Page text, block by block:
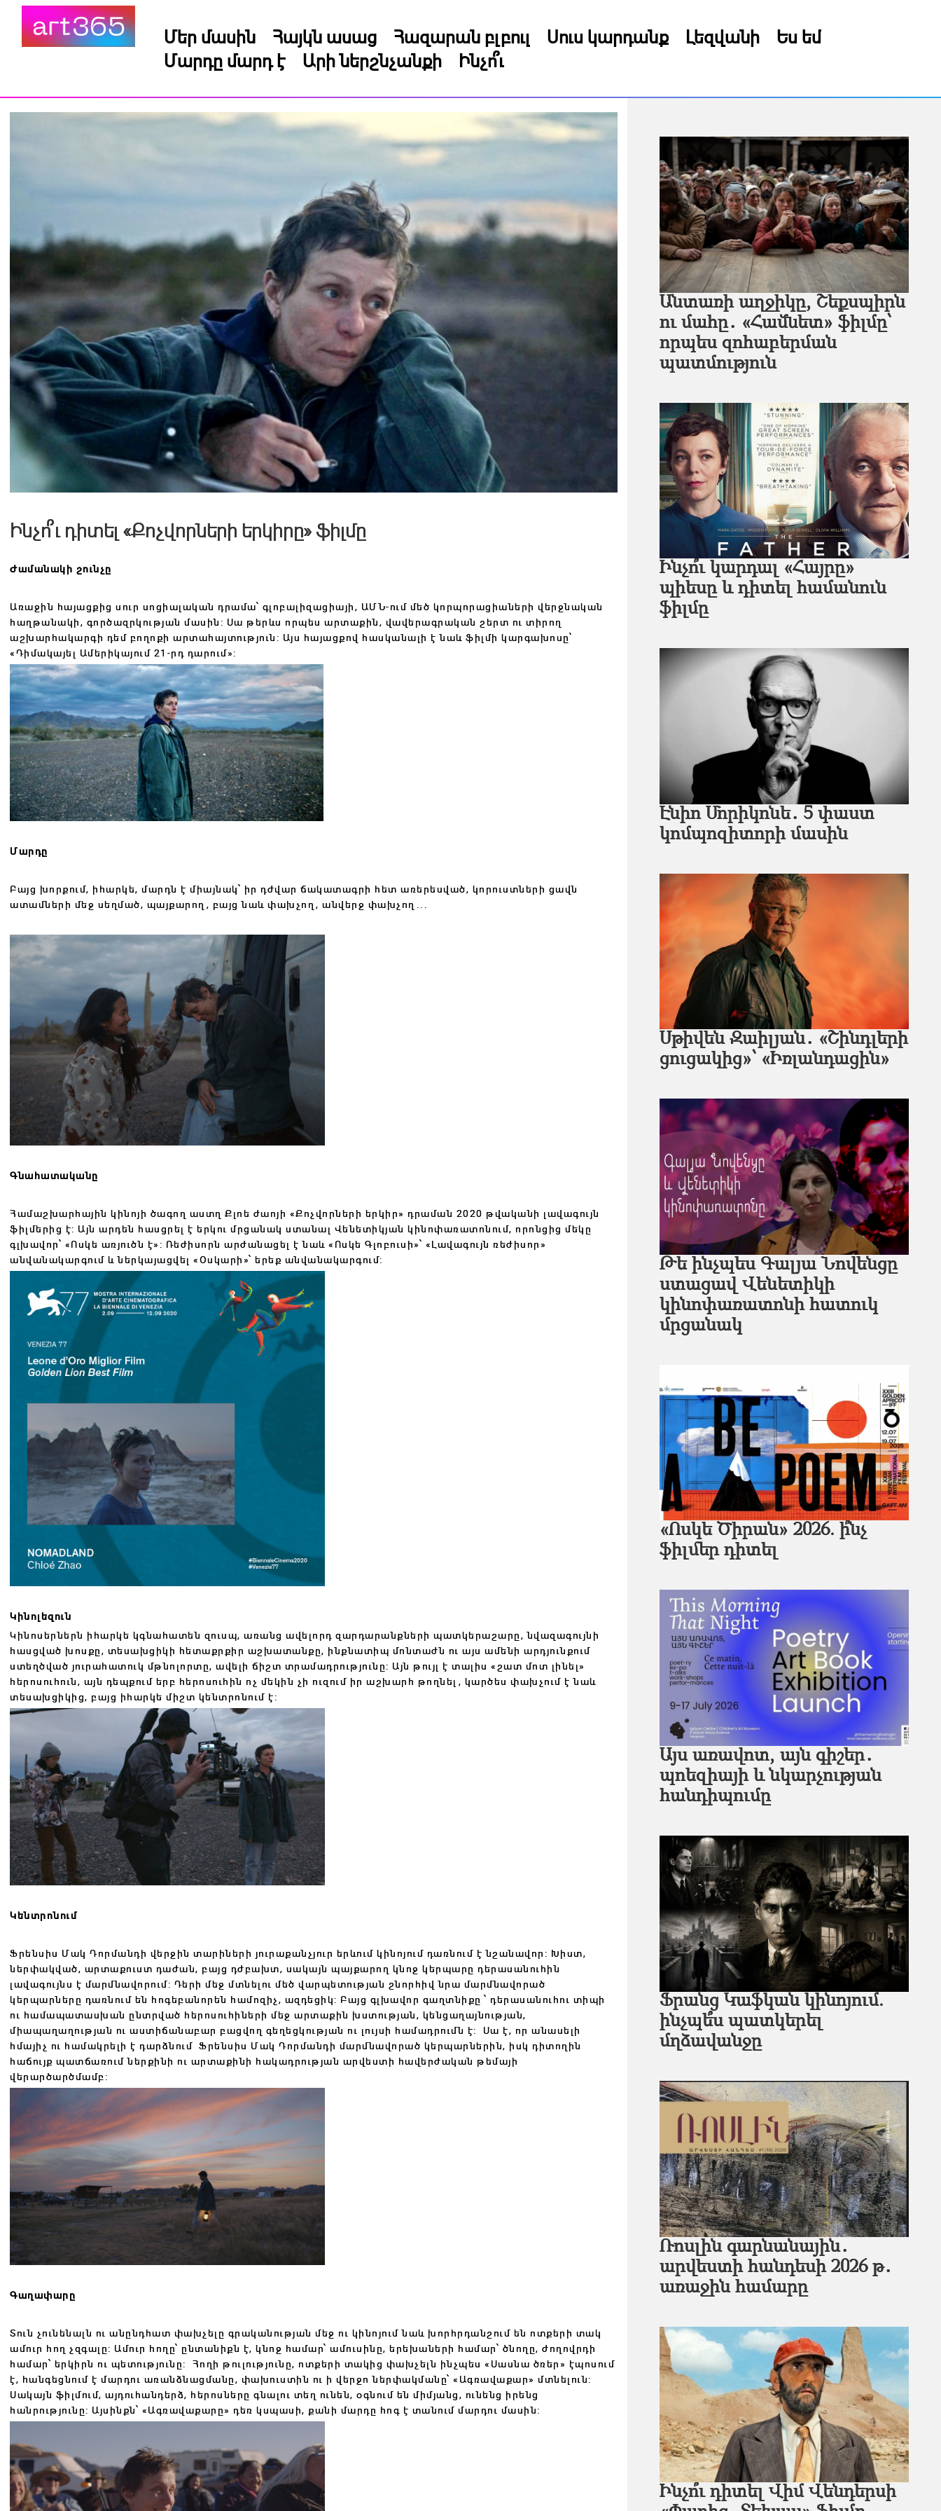
Մեր մասին Հայկն ասաց Հազարան բլբուլ Սուս կարդանք Լեզվանի
Ես եմ
Մարդը մարդ է
Արի ներշնչանքի Ինչո՞ւ
Ինչո՞ւ դիտել «Քոչվորների երկիրը» ֆիլմը
Ժամանակի շունչը
Առաջին հայացքից սուր սոցիալական դրամա՝ գլոբալիզացիայի, ԱՄՆ-ում մեծ կորպորացիաների վերջնական
հաղթանակի, գործազրկության մասին: Սա թերևս որպես արտաքին, վավերագրական շերտ ու տիրող
աշխարհակարգի դեմ բողոքի արտահայտություն: Այս հայացքով հասկանալի է նաև ֆիլմի կարգախոսը՝
«Դիմակայել Ամերիկայում 21-րդ դարում»:
Մարդը
Բայց խորքում, իհարկե, մարդն է միայնակ՝ իր դժվար ճակատագրի հետ առերեսված, կորուստների ցավն
ատամների մեջ սեղմած, պայքարող, բայց նաև փախչող, անվերջ փախչող...
Գնահատականը
Համաշխարհային կինոյի ծագող աստղ Քլոե ժաոյի «Քոչվորների երկիր» դրաման 2020 թվականի լավագույն
ֆիլմերից է: Այն արդեն հասցրել է երկու մրցանակ ստանալ Վենետիկյան կինոփառատոնում, որոնցից մեկը
գլխավոր՝ «Ոսկե առյուծն է»: Ռեժիսորն արժանացել է նաև «Ոսկե Գլոբուսի»՝ «Լավագույն ռեժիսոր»
անվանակարգում և ներկայացվել «Օսկարի»՝ երեք անվանակարգում:
Կինոլեզուն
Կինոսերներն իհարկե կգնահատեն զուսպ, առանց ավելորդ զարդարանքների պատկերաշարը, նվազագույնի
հասցված խոսքը, տեսախցիկի հետաքրքիր աշխատանքը, ինքնատիպ մոնտաժն ու այս ամենի արդյունքում
ստեղծված յուրահատուկ մթնոլորտը, ավելի ճիշտ տրամադրությունը: Այն թույլ է տալիս «շատ մոտ լինել»
հերոսուհուն, այն դեպքում երբ հերոսուհին ոչ մեկին չի ուզում իր աշխարհ թողնել, կարծես փախչում է նաև
տեսախցիկից, բայց իհարկե միշտ կենտրոնում է:
Կենտրոնում
Ֆրենսիս Մակ Դորմանդի վերջին տարիների յուրաքանչյուր երևում կինոյում դառնում է նշանավոր: Խիստ,
ներփակված, արտաքուստ դաժան, բայց դժբախտ, սակայն պայքարող կնոջ կերպարը դերասանուհին
լավագույնս է մարմնավորում: Դերի մեջ մտնելու մեծ վարպետության շնորհիվ նրա մարմնավորած
կերպարները դառնում են հոգեբանորեն համոզիչ, ազդեցիկ: Բայց գլխավոր գաղտնիքը ՝ դերասանուհու տիպի
ու համապատասխան ընտրված հերոսուհիների մեջ արտաքին խստության, կենցաղայնության,
միապաղաղության ու աստիճանաբար բացվող գեղեցկության ու լույսի համադրումն է:
Սա է, որ անասելի
հմայիչ ու համակրելի է դարձնում Ֆրենսիս Մակ Դորմանդի մարմնավորած կերպարներին, իսկ դիտողին
հաճույք պատճառում ներքինի ու արտաքինի հակադրության արվեստի հավերժական թեմայի
վերարծարծմամբ:
Գաղափարը
Տուն չունենալն ու անընդհատ փախչելը գրականության մեջ ու կինոյում նաև խորհրդանշում են ոտքերի տակ
ամուր հող չզգալը: Ամուր հողը՝ ընտանիքն է, կնոջ համար՝ ամուսինը, երեխաների համար՝ ծնողը, ժողովրդի
համար՝ երկիրն ու պետությունը: Հողի թուլությունը, ոտքերի տակից փախչելն ինչպես «Սասնա ծռեր» էպոսում
է, հանգեցնում է մարդու առանձնացմանը, փախուստին ու ի վերջո ներփակմանը՝ «Ագռավաքար» մտնելուն:
Սակայն ֆիլմում, այդուհանդերձ, հերոսները գնալու տեղ ունեն, օգնում են միմյանց, ունենց իրենց
հանրությունը: Այսինքն՝ «Ագռավաքարը» դեռ կսպասի, քանի մարդը հոգ է տանում մարդու մասին:
Անտառի աղջիկը, Շեքսպիրն
ու մահը․ «Համնետ» ֆիլմը՝
որպես զոհաբերման
պատմություն
Ինչո՞ւ կարդալ «Հայրը»
պիեսը և դիտել համանուն
ֆիլմը
Էնիո Մորիկոնե․ 5 փաստ
կոմպոզիտորի մասին
Սթիվեն Զաիլյան․ «Շինդլերի
ցուցակից»՝ «Իռլանդացին»
Թե ինչպես Գալյա Նովենցը
ստացավ Վենետիկի
կինոփառատոնի հատուկ
մրցանակ
«Ոսկե Ծիրան» 2026. ի՞նչ
ֆիլմեր դիտել
Այս առավոտ, այն գիշեր․
պոեզիայի և նկարչության
հանդիպումը
Ֆրանց Կաֆկան կինոյում.
ինչպե՞ս պատկերել
մղձավանջը
Ռոսլին գարնանային․
արվեստի հանդեսի 2026 թ․
առաջին համարը
Ինչո՞ւ դիտել Վիմ Վենդերսի